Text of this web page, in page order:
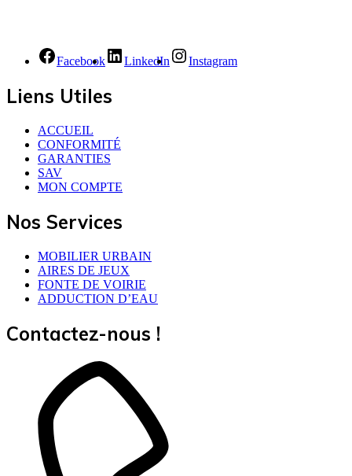
Facebook LinkedIn Instagram
Liens Utiles
ACCUEIL
CONFORMITÉ
GARANTIES
SAV
MON COMPTE
Nos Services
MOBILIER URBAIN
AIRES DE JEUX
FONTE DE VOIRIE
ADDUCTION D’EAU
Contactez-nous !